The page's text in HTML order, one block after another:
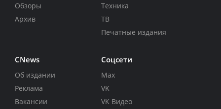
Обзоры
Архив
Техника
ТВ
Печатные издания
CNews
Об издании
Реклама
Вакансии
Соцсети
Max
VK
VK Видео